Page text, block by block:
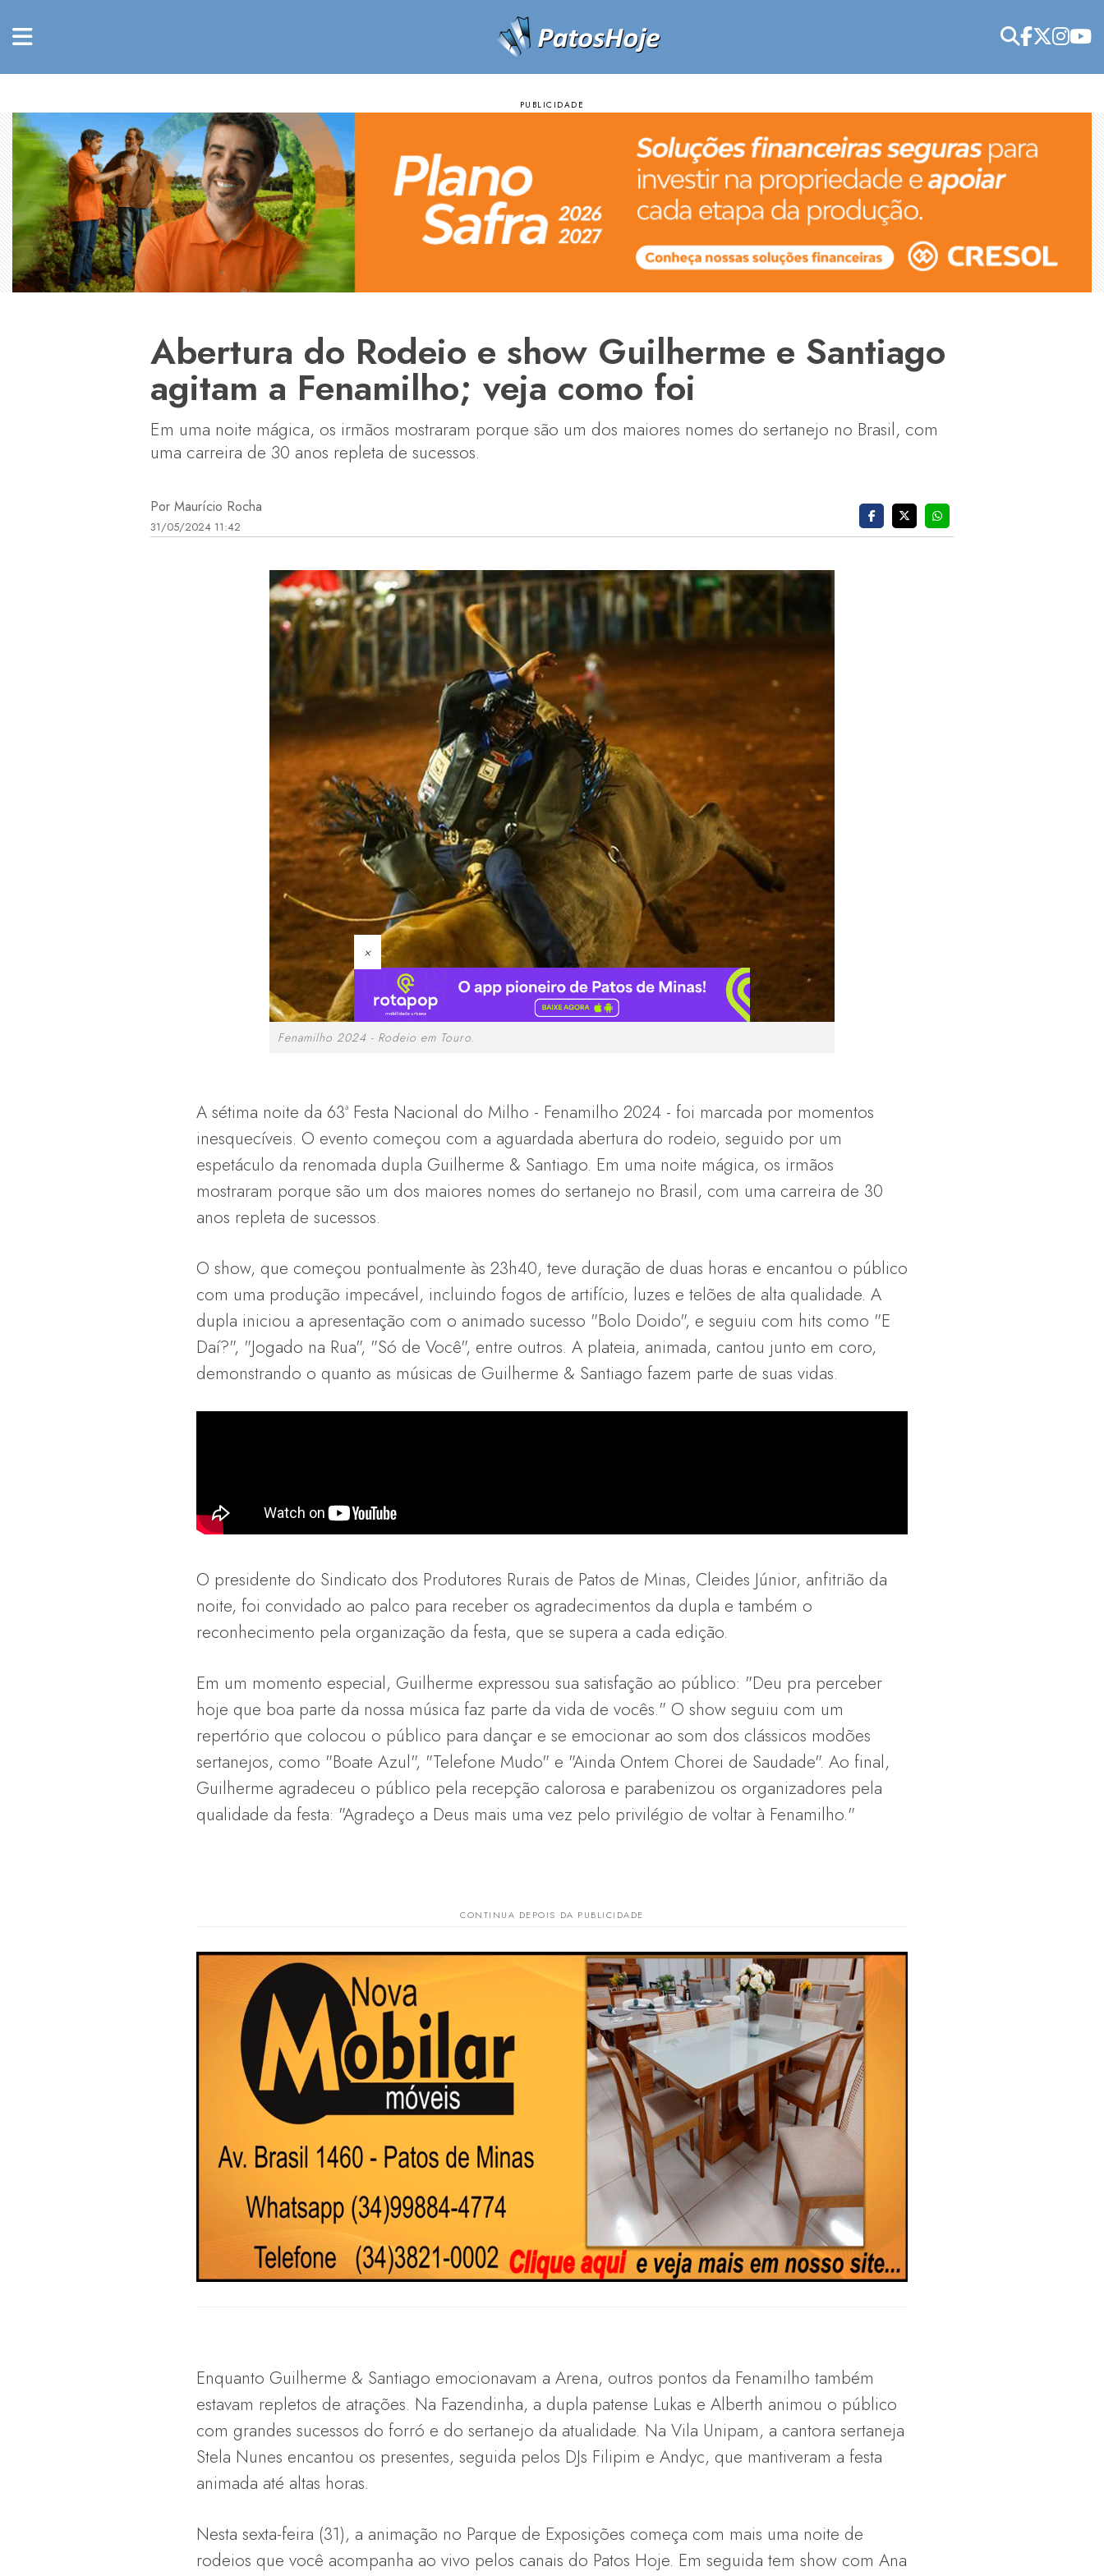
Abertura do Rodeio e show Guilherme e Santiago
agitam a Fenamilho; veja como foi
Em uma noite mágica, os irmãos mostraram porque são um dos maiores nomes do sertanejo no Brasil, com
uma carreira de 30 anos repleta de sucessos.
Por Maurício Rocha
31/05/2024 11:42
×
Fenamilho 2024 - Rodeio em Touro.
A sétima noite da 63ª Festa Nacional do Milho - Fenamilho 2024 - foi marcada por momentos
inesquecíveis. O evento começou com a aguardada abertura do rodeio, seguido por um
espetáculo da renomada dupla Guilherme & Santiago. Em uma noite mágica, os irmãos
mostraram porque são um dos maiores nomes do sertanejo no Brasil, com uma carreira de 30
anos repleta de sucessos.
O show, que começou pontualmente às 23h40, teve duração de duas horas e encantou o público
com uma produção impecável, incluindo fogos de artifício, luzes e telões de alta qualidade. A
dupla iniciou a apresentação com o animado sucesso "Bolo Doido", e seguiu com hits como "E
Daí?", "Jogado na Rua", "Só de Você", entre outros. A plateia, animada, cantou junto em coro,
demonstrando o quanto as músicas de Guilherme & Santiago fazem parte de suas vidas.
O presidente do Sindicato dos Produtores Rurais de Patos de Minas, Cleides Júnior, anfitrião da
noite, foi convidado ao palco para receber os agradecimentos da dupla e também o
reconhecimento pela organização da festa, que se supera a cada edição.
Em um momento especial, Guilherme expressou sua satisfação ao público: "Deu pra perceber
hoje que boa parte da nossa música faz parte da vida de vocês." O show seguiu com um
repertório que colocou o público para dançar e se emocionar ao som dos clássicos modões
sertanejos, como "Boate Azul", "Telefone Mudo" e "Ainda Ontem Chorei de Saudade". Ao final,
Guilherme agradeceu o público pela recepção calorosa e parabenizou os organizadores pela
qualidade da festa: "Agradeço a Deus mais uma vez pelo privilégio de voltar à Fenamilho."
Enquanto Guilherme & Santiago emocionavam a Arena, outros pontos da Fenamilho também
estavam repletos de atrações. Na Fazendinha, a dupla patense Lukas e Alberth animou o público
com grandes sucessos do forró e do sertanejo da atualidade. Na Vila Unipam, a cantora sertaneja
Stela Nunes encantou os presentes, seguida pelos DJs Filipim e Andyc, que mantiveram a festa
animada até altas horas.
Nesta sexta-feira (31), a animação no Parque de Exposições começa com mais uma noite de
rodeios que você acompanha ao vivo pelos canais do Patos Hoje. Em seguida tem show com Ana